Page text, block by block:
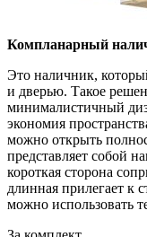
Компланарный
Это наличник,
и дверью. Такое
минималистичный
экономия
можно открыть
представляет собой
короткая сторона
длинная прилегает к
можно использовать